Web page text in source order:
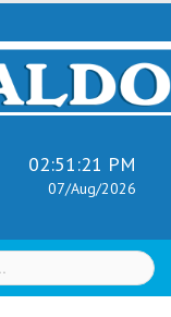
02:51:22 PM
07/Aug/2026